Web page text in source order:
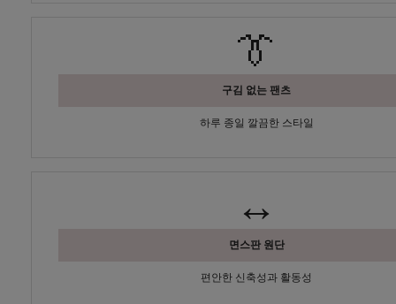
👔
구김 없는 팬츠
하루 종일 깔끔한 스타일
↔️
면스판 원단
편안한 신축성과 활동성